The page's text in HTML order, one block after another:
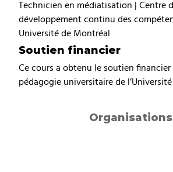
Technicien en médiatisation | Centre
développement continu des
Université de Montréal
Soutien financier
Ce cours a obtenu le soutien financier
pédagogie universitaire de
Organisations